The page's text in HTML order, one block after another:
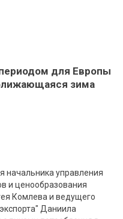
для Европы
зима
начальника управления
и ценообразования
Комлева и ведущего
Даниила